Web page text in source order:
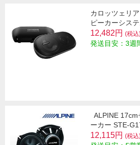
カロッツェリ
ピーカーシス
12,482円 (税込
発送目安：3週
ALPINE
ーカー STE-
12,115円 (税込